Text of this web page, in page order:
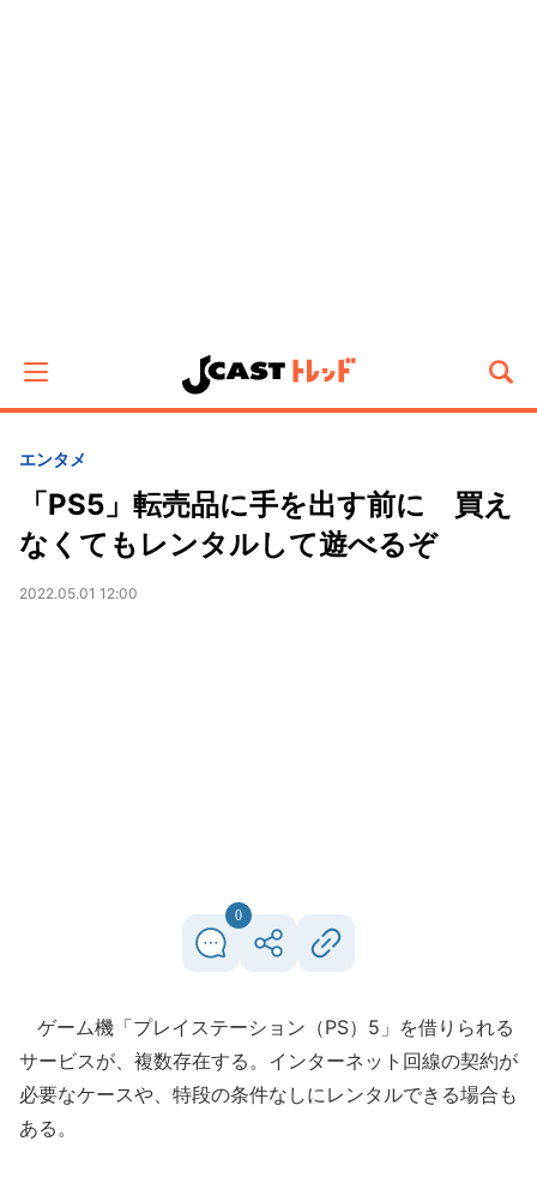
エンタメ
「PS5」転売品に手を出す前に 買え
なくてもレンタルして遊べるぞ
2022.05.01 12:00
0
ゲーム機「プレイステーション（PS）5」を借りられる
サービスが、複数存在する。インターネット回線の契約が
必要なケースや、特段の条件なしにレンタルできる場合も
ある。